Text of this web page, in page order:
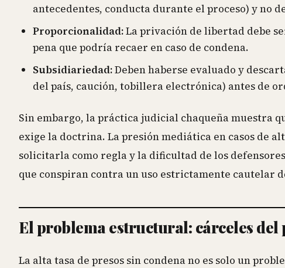
antecedentes, conducta durante el proceso) y no
Proporcionalidad:La privación de libertad debe
pena que podría recaer en caso de condena.
Subsidiariedad:Deben haberse evaluado y
del país, caución, tobillera electrónica) antes de
Sin embargo, la práctica judicial chaqueña muestra
exige la doctrina. La presión mediática en casos de
solicitarla como regla y la dificultad de los
que conspiran contra un uso estrictamente cautelar
El problema estructural: cárceles del
La alta tasa de presos sin condena no es solo un